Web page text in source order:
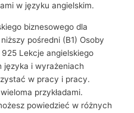
w języku angielskim.
biznesowego dla
pośredni (B1) Osoby
Lekcje angielskiego
języka i wyrażeniach
w pracy i pracy.
przykładami.
powiedzieć w różnych